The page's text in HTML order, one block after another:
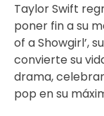
Taylor Swift
poner fin a su
of a Showgirl’,
convierte su
drama,
pop en su